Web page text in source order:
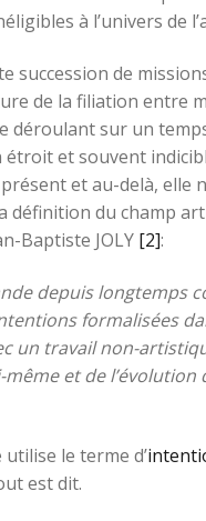
à l’univers de
succession de
de la filiation entre
déroulant sur un
étroit et souvent
et au-delà, elle
définition du champ
Baptiste JOLY [2]:
depuis longtemps
formalisées
un travail non-
même et de
le terme d’
est dit.